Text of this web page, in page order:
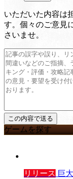
いただいた内容は
す。個々のご意見
さいませ。
ゲームを探す
リリース 巨